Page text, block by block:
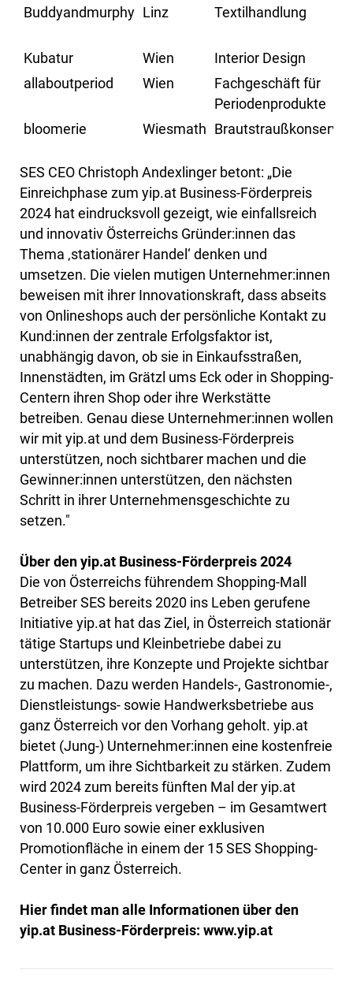
Buddyandmurphy Linz Textilhandlung
Kubatur Wien
Interior Design
allaboutperiod
Wien
Fachgeschäft für
Periodenprodukte
bloomerie
Wiesmath
SES CEO Christoph Andexlinger betont: „Die
Einreichphase zum yip.at Business-Förderpreis
2024 hat eindrucksvoll gezeigt, wie einfallsreich
und innovativ Österreichs Gründer:innen das
Thema ‚stationärer Handel‘ denken und
umsetzen. Die vielen mutigen Unternehmer:innen
beweisen mit ihrer Innovationskraft, dass abseits
von Onlineshops auch der persönliche Kontakt zu
Kund:innen der zentrale Erfolgsfaktor ist,
unabhängig davon, ob sie in Einkaufsstraßen,
Innenstädten, im Grätzl ums Eck oder in Shopping-
Centern ihren Shop oder ihre Werkstätte
betreiben. Genau diese Unternehmer:innen wollen
wir mit yip.at und dem Business-Förderpreis
unterstützen, noch sichtbarer machen und die
Gewinner:innen unterstützen, den nächsten
Schritt in ihrer Unternehmensgeschichte zu
setzen."
Über den yip.at Business-Förderpreis 2024
Die von Österreichs führendem Shopping-Mall
Betreiber SES bereits 2020 ins Leben gerufene
Initiative yip.at hat das Ziel, in Österreich stationär
tätige Startups und Kleinbetriebe dabei zu
unterstützen, ihre Konzepte und Projekte sichtbar
zu machen. Dazu werden Handels-, Gastronomie-,
Dienstleistungs- sowie Handwerksbetriebe aus
ganz Österreich vor den Vorhang geholt. yip.at
bietet (Jung-) Unternehmer:innen eine kostenfreie
Plattform, um ihre Sichtbarkeit zu stärken. Zudem
wird 2024 zum bereits fünften Mal der yip.at
Business-Förderpreis vergeben – im Gesamtwert
von 10.000 Euro sowie einer exklusiven
Promotionfläche in einem der 15 SES Shopping-
Center in ganz Österreich.
Hier findet man alle Informationen über den
yip.at Business-Förderpreis: www.yip.at